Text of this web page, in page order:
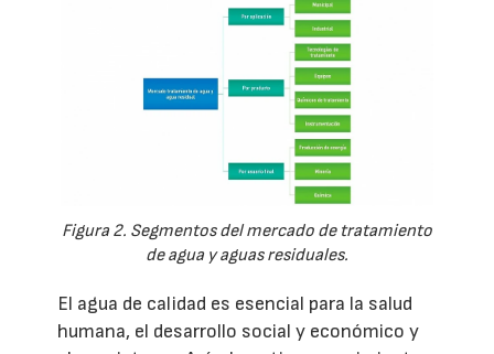
Figura 2. Segmentos del mercado de tratamiento
de agua y aguas residuales.
El agua de calidad es esencial para la salud
humana, el desarrollo social y económico y